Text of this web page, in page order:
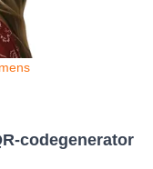
codegenerator